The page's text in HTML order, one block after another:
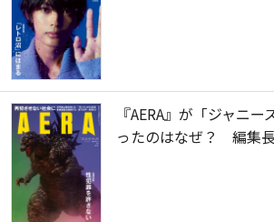
『AERA』が「ジャニ
ったのはなぜ？ 編集